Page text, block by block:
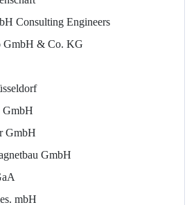
Consulting Engineers
GmbH & Co. KG
GmbH
GmbH
GmbH
mbH